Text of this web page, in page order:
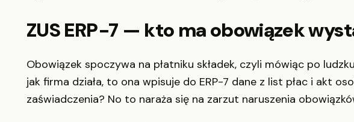
ZUS ERP-7 — kto ma obowiązek
Obowiązek spoczywa na płatniku składek, czyli mówiąc po
jak firma działa, to ona wpisuje do ERP-7 dane z list płac i akt
zaświadczenia? No to naraża się na zarzut naruszenia